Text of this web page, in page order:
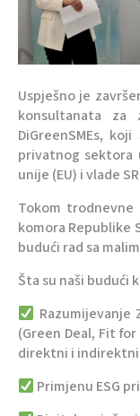
Uspješno je
konsultanata
DiGreenSMEs,
privatnog sektora
unije (EU) i vlade
Tokom trodnevne
komora Republike
budući rad sa
Šta su naši budući
Razumijevanje
(Green Deal, Fit for
direktni i indirektni
Primjenu ESG